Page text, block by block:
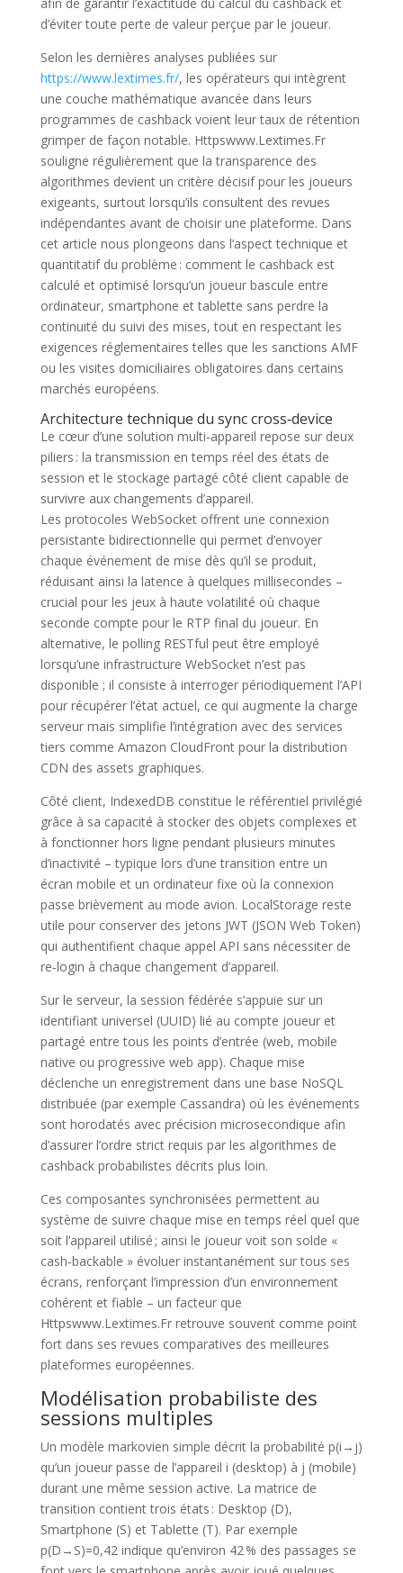
d’éviter toute perte de valeur perçue par le joueur.
Selon les dernières analyses publiées sur
https://www.lextimes.fr/, les opérateurs qui intègrent
une couche mathématique avancée dans leurs
programmes de cashback voient leur taux de rétention
grimper de façon notable. Httpswww.Lextimes.Fr
souligne régulièrement que la transparence des
algorithmes devient un critère décisif pour les joueurs
exigeants, surtout lorsqu’ils consultent des revues
indépendantes avant de choisir une plateforme. Dans
cet article nous plongeons dans l’aspect technique et
quantitatif du problème : comment le cashback est
calculé et optimisé lorsqu’un joueur bascule entre
ordinateur, smartphone et tablette sans perdre la
continuité du suivi des mises, tout en respectant les
exigences réglementaires telles que les sanctions AMF
ou les visites domiciliaires obligatoires dans certains
marchés européens.
Architecture technique du sync cross‑device
Le cœur d’une solution multi‑appareil repose sur deux
piliers : la transmission en temps réel des états de
session et le stockage partagé côté client capable de
survivre aux changements d’appareil.
Les protocoles WebSocket offrent une connexion
persistante bidirectionnelle qui permet d’envoyer
chaque événement de mise dès qu’il se produit,
réduisant ainsi la latence à quelques millisecondes –
crucial pour les jeux à haute volatilité où chaque
seconde compte pour le RTP final du joueur. En
alternative, le polling RESTful peut être employé
lorsqu’une infrastructure WebSocket n’est pas
disponible ; il consiste à interroger périodiquement l’API
pour récupérer l’état actuel, ce qui augmente la charge
serveur mais simplifie l’intégration avec des services
tiers comme Amazon CloudFront pour la distribution
CDN des assets graphiques.
Côté client, IndexedDB constitue le référentiel privilégié
grâce à sa capacité à stocker des objets complexes et
à fonctionner hors ligne pendant plusieurs minutes
d’inactivité – typique lors d’une transition entre un
écran mobile et un ordinateur fixe où la connexion
passe brièvement au mode avion. LocalStorage reste
utile pour conserver des jetons JWT (JSON Web Token)
qui authentifient chaque appel API sans nécessiter de
re‑login à chaque changement d’appareil.
Sur le serveur, la session fédérée s’appuie sur un
identifiant universel (UUID) lié au compte joueur et
partagé entre tous les points d’entrée (web, mobile
native ou progressive web app). Chaque mise
déclenche un enregistrement dans une base NoSQL
distribuée (par exemple Cassandra) où les événements
sont horodatés avec précision microsecondique afin
d’assurer l’ordre strict requis par les algorithmes de
cashback probabilistes décrits plus loin.
Ces composantes synchronisées permettent au
système de suivre chaque mise en temps réel quel que
soit l’appareil utilisé ; ainsi le joueur voit son solde «
cash‑backable » évoluer instantanément sur tous ses
écrans, renforçant l’impression d’un environnement
cohérent et fiable – un facteur que
Httpswww.Lextimes.Fr retrouve souvent comme point
fort dans ses revues comparatives des meilleures
plateformes européennes.
Modélisation probabiliste des
sessions multiples
Un modèle markovien simple décrit la probabilité p(i→j)
qu’un joueur passe de l’appareil i (desktop) à j (mobile)
durant une même session active. La matrice de
transition contient trois états : Desktop (D),
Smartphone (S) et Tablette (T). Par exemple
p(D→S)=0,42 indique qu’environ 42 % des passages se